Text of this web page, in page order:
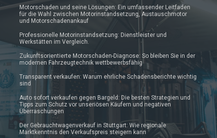
Motorschaden und seine Lösungen: Ein umfassender Leitfaden
für die Wahl zwischen Motorinstandsetzung, Austauschmotor
und Motorschadenankauf
Professionelle Motorinstandsetzung: Dienstleister und
Werkstätten im Vergleich.
Zukunftsorientierte Motorschaden-Diagnose: So bleiben Sie in der
modernen Fahrzeugtechnik wettbewerbsfähig
Transparent verkaufen: Warum ehrliche Schadensberichte wichtig
sind
Auto sofort verkaufen gegen Bargeld: Die besten Strategien und
Tipps zum Schutz vor unseriösen Käufern und negativen
Überraschungen
Der Gebrauchtwagenverkauf in Stuttgart: Wie regionale
Marktkenntnis den Verkaufspreis steigern kann